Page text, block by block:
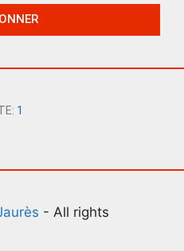
1
- All rights